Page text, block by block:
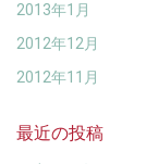
2013年1月
2012年12月
2012年11月
最近の投稿